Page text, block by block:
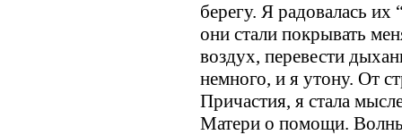
берегу. Я радовалась
они стали покрывать
воздух, перевести
немного, и я утону. От
Причастия, я стала
Матери о помощи. Волны